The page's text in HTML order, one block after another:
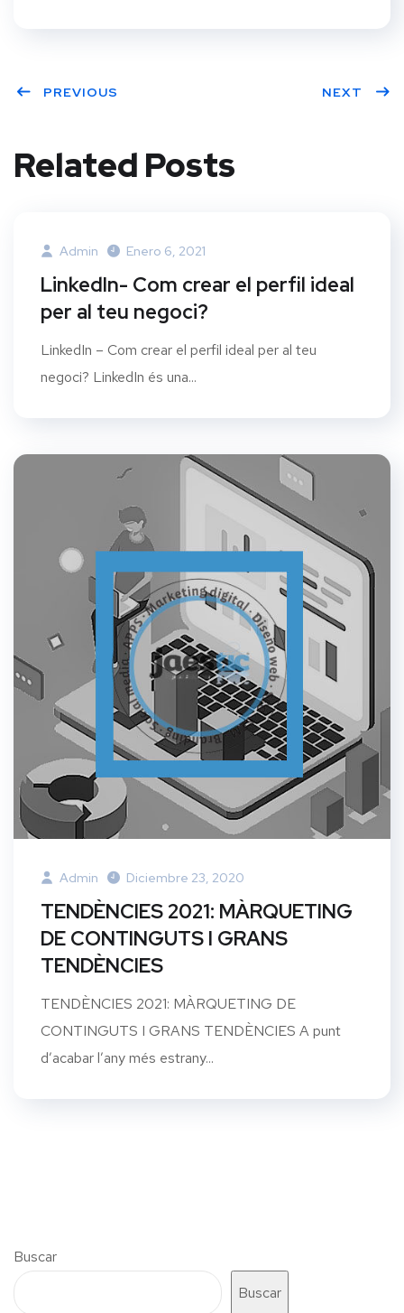
PREVIOUS NEXT
Related Posts
Admin Enero 6, 2021
LinkedIn- Com crear el perfil ideal
per al teu negoci?
LinkedIn – Com crear el perfil ideal per al teu
negoci? LinkedIn és una...
Admin Diciembre 23, 2020
TENDÈNCIES 2021: MÀRQUETING
DE CONTINGUTS I GRANS
TENDÈNCIES
TENDÈNCIES 2021: MÀRQUETING DE
CONTINGUTS I GRANS TENDÈNCIES A punt
d’acabar l’any més estrany...
Buscar
Buscar